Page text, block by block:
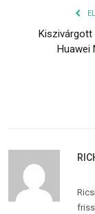
Kiszivárgott
Huawei